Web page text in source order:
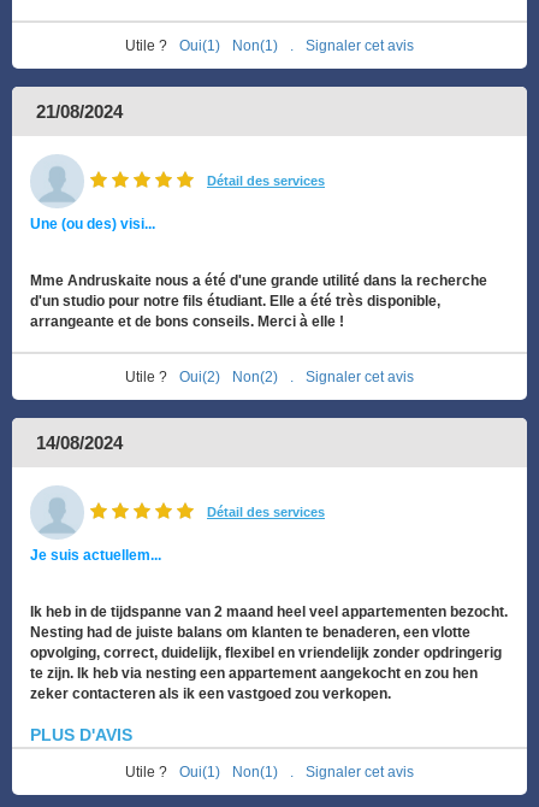
Utile ? Oui(1) Non(1) Signaler cet avis
21/08/2024
Détail des services
Une (ou des) visi...
Mme Andruskaite nous a été d'une grande utilité dans la recherche
d'un studio pour notre fils étudiant. Elle a été très disponible,
arrangeante et de bons conseils. Merci à elle !
Utile ? Oui(2) Non(2) Signaler cet avis
14/08/2024
Détail des services
Je suis actuellem...
Ik heb in de tijdspanne van 2 maand heel veel appartementen bezocht.
Nesting had de juiste balans om klanten te benaderen, een vlotte
opvolging, correct, duidelijk, flexibel en vriendelijk zonder opdringerig
te zijn. Ik heb via nesting een appartement aangekocht en zou hen
zeker contacteren als ik een vastgoed zou verkopen.
PLUS D'AVIS
Utile ? Oui(1) Non(1) Signaler cet avis